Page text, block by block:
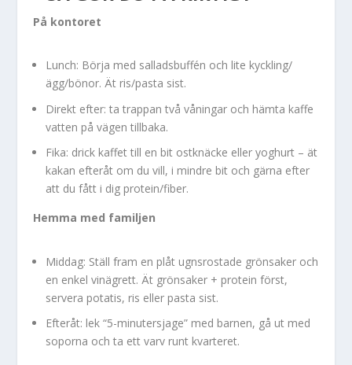
På kontoret
Lunch: Börja med salladsbuffén och lite kyckling/
ägg/bönor. Ät ris/pasta sist.
Direkt efter: ta trappan två våningar och hämta kaffe
vatten på vägen tillbaka.
Fika: drick kaffet till en bit ostknäcke eller yoghurt – ät
kakan efteråt om du vill, i mindre bit och gärna efter
att du fått i dig protein/fiber.
Hemma med familjen
Middag: Ställ fram en plåt ugnsrostade grönsaker och
en enkel vinägrett. Ät grönsaker + protein först,
servera potatis, ris eller pasta sist.
Efteråt: lek “5-minutersjage” med barnen, gå ut med
soporna och ta ett varv runt kvarteret.